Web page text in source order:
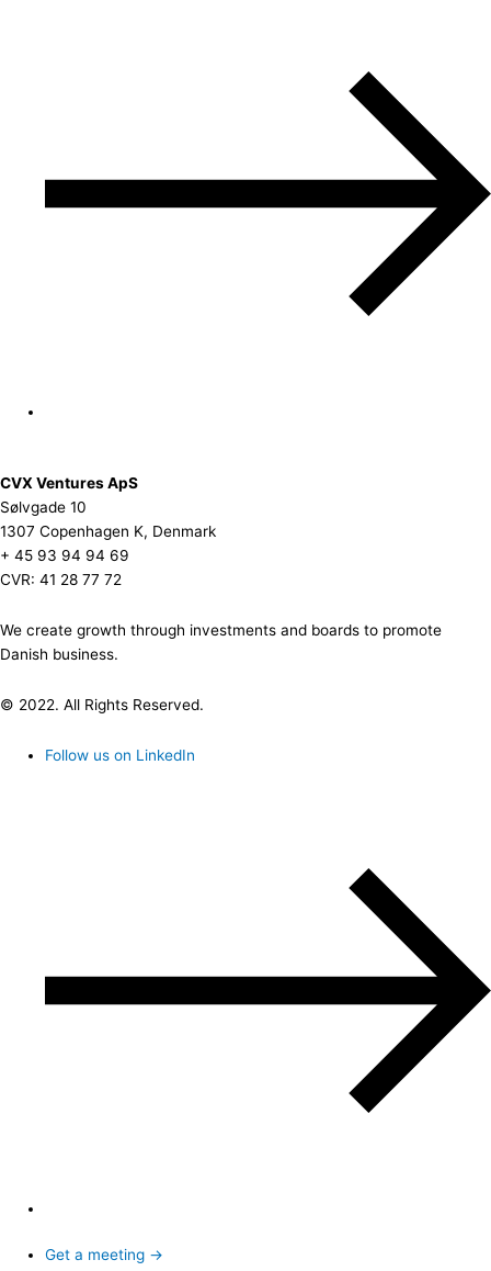
CVX Ventures ApS
Sølvgade 10
1307 Copenhagen K, Denmark
+ 45 93 94 94 69
CVR: 41 28 77 72
We create growth through investments and boards to promote
Danish business.
© 2022. All Rights Reserved.
Follow us on LinkedIn
Get a meeting →